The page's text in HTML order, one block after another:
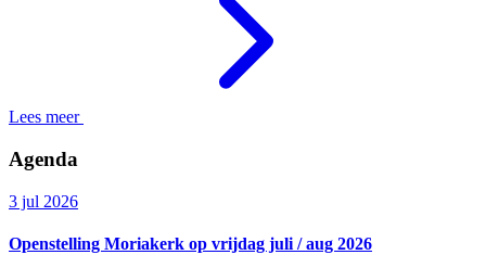
Lees meer
Agenda
3 jul 2026
Openstelling Moriakerk op vrijdag juli / aug 2026